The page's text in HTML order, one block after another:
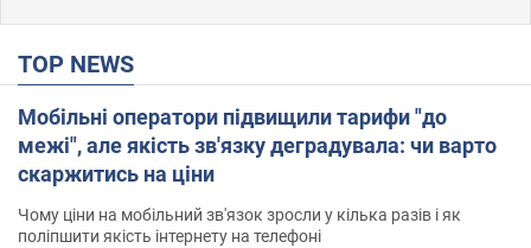
TOP NEWS
Мобільні оператори підвищили тарифи "до
межі", але якість зв'язку деградувала: чи варто
скаржитись на ціни
Чому ціни на мобільний зв'язок зросли у кілька разів і як
поліпшити якість інтернету на телефоні